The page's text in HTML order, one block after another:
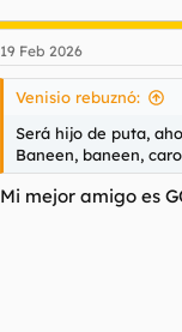
19 Feb 2026
Venisio rebuznó:
Será hijo de puta,
Baneen, baneen,
Mi mejor amigo es